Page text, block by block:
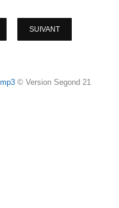
SUIVANT
mp3 © Version Segond 21